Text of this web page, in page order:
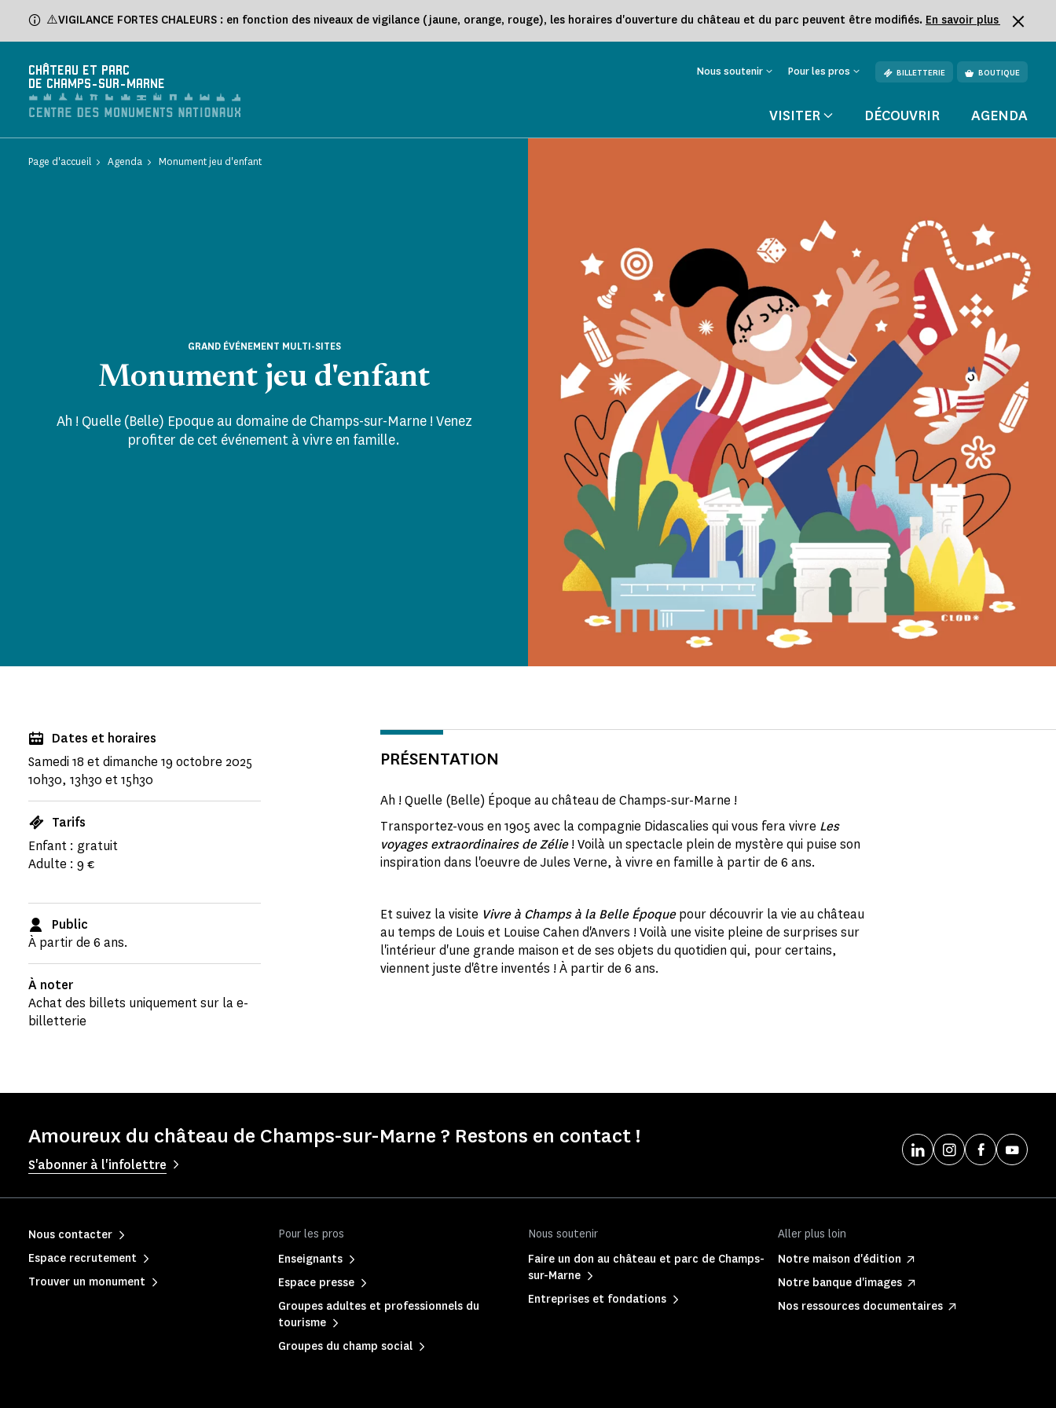
⚠️VIGILANCE FORTES CHALEURS : en fonction des niveaux de vigilance (jaune, orange, rouge), les horaires d'ouverture du château et du parc peuvent être modifiés. En savoir plus
CHÂTEAU ET PARC
DE CHAMPS-SUR-MARNE
Nous soutenir Pour les pros BILLETTERIE BOUTIQUE
VISITER DÉCOUVRIR AGENDA
Page d'accueil Agenda Monument jeu d'enfant
Monument jeu d'enfant
GRAND ÉVÉNEMENT MULTI-SITES
Ah ! Quelle (Belle) Epoque au domaine de Champs-sur-Marne ! Venez
profiter de cet événement à vivre en famille.
Dates et horaires
Samedi 18 et dimanche 19 octobre 2025
10h30, 13h30 et 15h30
Tarifs
Enfant : gratuit
Adulte : 9 €
Public
À partir de 6 ans.
À noter
Achat des billets uniquement sur la e-
billetterie
PRÉSENTATION
Ah ! Quelle (Belle) Époque au château de Champs-sur-Marne !
Transportez-vous en 1905 avec la compagnie Didascalies qui vous fera vivre Les
voyages extraordinaires de Zélie! Voilà un spectacle plein de mystère qui puise son
inspiration dans l'oeuvre de Jules Verne, à vivre en famille à partir de 6 ans.
Et suivez la visite Vivre à Champs à la Belle Époquepour découvrir la vie au château
au temps de Louis et Louise Cahen d'Anvers ! Voilà une visite pleine de surprises sur
l'intérieur d'une grande maison et de ses objets du quotidien qui, pour certains,
viennent juste d'être inventés ! À partir de 6 ans.
Amoureux du château de Champs-sur-Marne ? Restons en contact !
S'abonner à l'infolettre
Pour les pros
Enseignants
Espace presse
Groupes adultes et professionnels du
tourisme
Groupes du champ social
Nous soutenir
Faire un don au château et parc de Champs-
sur-Marne
Entreprises et fondations
Aller plus loin
Notre maison d'édition
Notre banque d'images
Nos ressources documentaires
Nous contacter
Espace recrutement
Trouver un monument